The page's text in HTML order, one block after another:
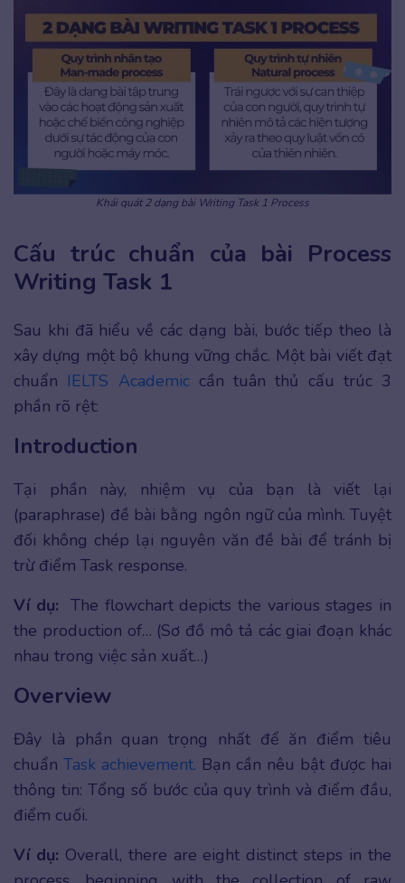
Khái quát 2 dạng bài Writing Task 1 Process
Cấu trúc chuẩn của bài Process
Writing Task 1
Sau khi đã hiểu về các dạng bài, bước tiếp theo là
xây dựng một bộ khung vững chắc. Một bài viết đạt
chuẩn IELTS Academiccần tuân thủ cấu trúc 3
phần rõ rệt:
Introduction
Tại phần này, nhiệm vụ của bạn là viết lại
(paraphrase) đề bài bằng ngôn ngữ của mình. Tuyệt
đối không chép lại nguyên văn đề bài để tránh bị
trừ điểm Task response.
Ví dụ: The flowchart depicts the various stages in
the production of… (Sơ đồ mô tả các giai đoạn khác
nhau trong việc sản xuất…)
Overview
Đây là phần quan trọng nhất để ăn điểm tiêu
chuẩn Task achievement. Bạn cần nêu bật được hai
thông tin: Tổng số bước của quy trình và điểm đầu,
điểm cuối.
Ví dụ: Overall, there are eight distinct steps in the